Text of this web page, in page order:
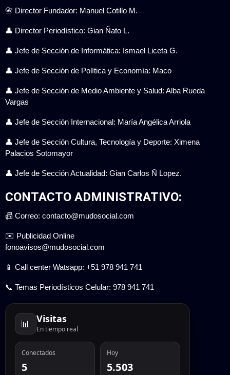
📇 Director Fundador: Manuel Cotillo M.
👤 Director Periodístico: Gian Ñato L.
👤 Jefe de Sección de Informática: Ismael Liceta G.
👤 Jefe de Sección de Política y Economía: Maco
👤 Jefe de Sección de Medio Ambiente y Salud: Alba Rueda
Vargas
👤 Jefe de Sección Internacional: María Angélica Arriola
👤 Jefe de Sección Cultura, Tecnología y Deporte: Ximena
Palacios Sotomayor
👤 Jefe de Sección Actualidad: Gian Carlos Ñ Lopez.
CONTACTO ADMINISTRATIVO:
📠 Correo: contacto@mudosocial.com
✉️ Publicidad Online
fonoavisos@mudosocial.com
📱 Call center Watsapp: +51 978 941 741
📞 Temas Periodísticos Celular: 978 941 741
📊 Visitas
En tiempo real
Conectados
5
Hoy
5.503